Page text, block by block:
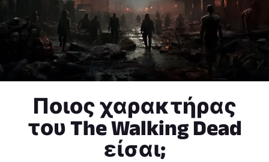
Ποιος χαρακτήρας
του The Walking Dead
είσαι;